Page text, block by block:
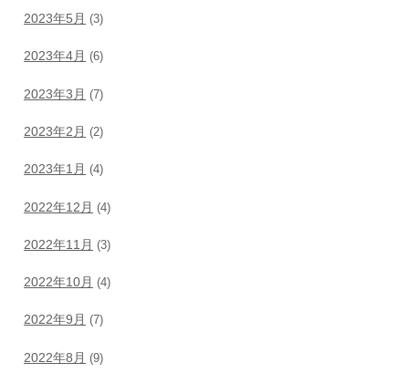
2023年5月 (3)
2023年4月 (6)
2023年3月 (7)
2023年2月 (2)
2023年1月 (4)
2022年12月 (4)
2022年11月 (3)
2022年10月 (4)
2022年9月 (7)
2022年8月 (9)